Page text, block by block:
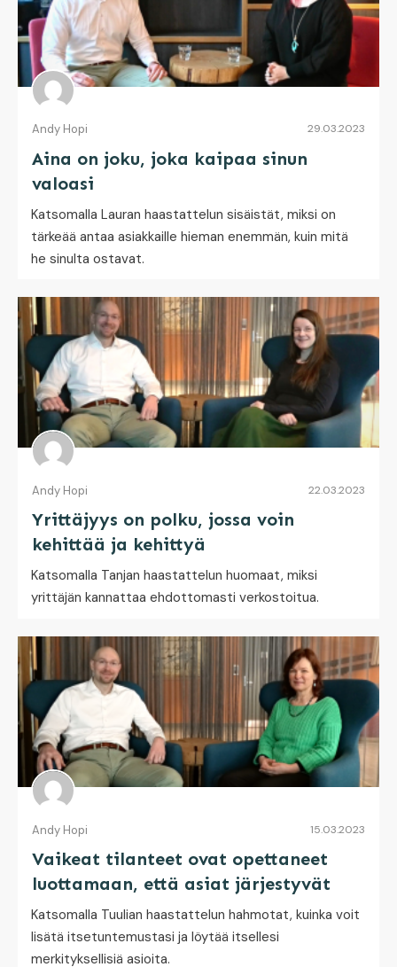
Andy Hopi 29.03.2023
Aina on joku, joka kaipaa sinun
valoasi
Katsomalla Lauran haastattelun sisäistät, miksi on
tärkeää antaa asiakkaille hieman enemmän, kuin mitä
he sinulta ostavat.
Andy Hopi 22.03.2023
Yrittäjyys on polku, jossa voin
kehittää ja kehittyä
Katsomalla Tanjan haastattelun huomaat, miksi
yrittäjän kannattaa ehdottomasti verkostoitua.
Andy Hopi 15.03.2023
Vaikeat tilanteet ovat opettaneet
luottamaan, että asiat järjestyvät
Katsomalla Tuulian haastattelun hahmotat, kuinka voit
lisätä itsetuntemustasi ja löytää itsellesi
merkityksellisiä asioita.